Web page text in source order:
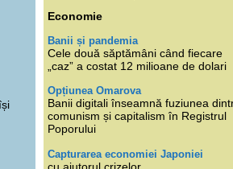
Economie
Banii și pandemia
Cele două săptămâni când fiecare
„caz” a costat 12 milioane de dolari
Opțiunea Omarova
Banii digitali înseamnă fuziunea
comunism și capitalism în Registrul
Poporului
Capturarea economiei Japoniei
cu ajutorul crizelor